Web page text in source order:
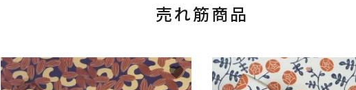
売れ筋商品
favorite